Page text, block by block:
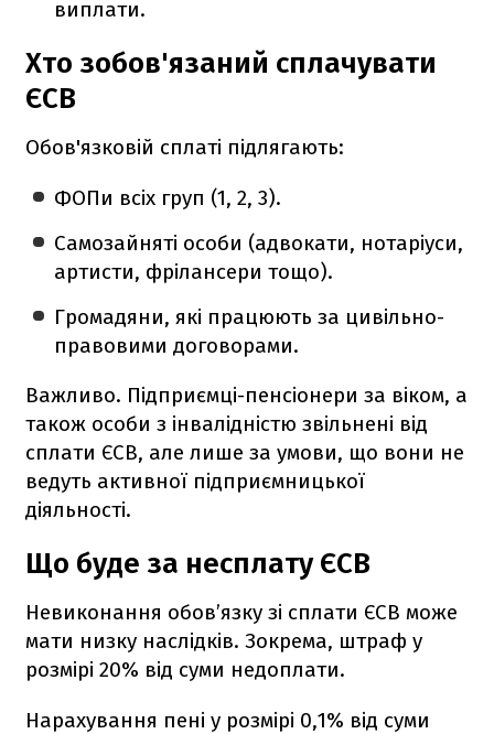
виплати.
Хто зобов'язаний сплачувати
ЄСВ
Обов'язковій сплаті підлягають:
ФОПи всіх груп (1, 2, 3).
Самозайняті особи (адвокати, нотаріуси,
артисти, фрілансери тощо).
Громадяни, які працюють за цивільно-
правовими договорами.
Важливо. Підприємці-пенсіонери за віком, а
також особи з інвалідністю звільнені від
сплати ЄСВ, але лише за умови, що вони не
ведуть активної підприємницької
діяльності.
Що буде за несплату ЄСВ
Невиконання обов’язку зі сплати ЄСВ може
мати низку наслідків. Зокрема, штраф у
розмірі 20% від суми недоплати.
Нарахування пені у розмірі 0,1% від суми